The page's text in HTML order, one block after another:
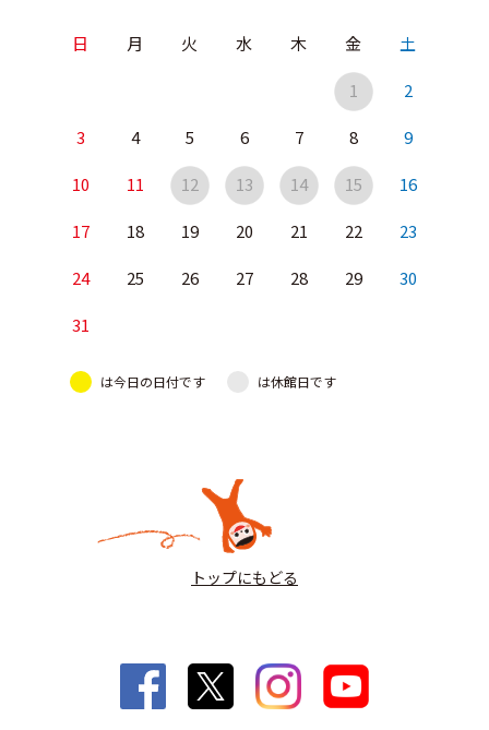
日 月 火 水 木 金 土
1 2
3 4 5 6 7 8 9
10 11 12 13 14 15 16
17 18 19 20 21 22 23
24 25 26 27 28 29 30
31
は今日の日付です は休館日です
トップにもどる